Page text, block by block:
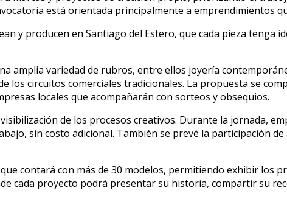
está orientada principalmente a emprendimientos
y producen en Santiago del Estero, que cada pieza tenga
amplia variedad de rubros, entre ellos joyería
los circuitos comerciales tradicionales. La propuesta se
locales que acompañarán con sorteos y obsequios.
de los procesos creativos. Durante la jornada,
sin costo adicional. También se prevé la participación
contará con más de 30 modelos, permitiendo exhibir los
cada proyecto podrá presentar su historia, compartir su